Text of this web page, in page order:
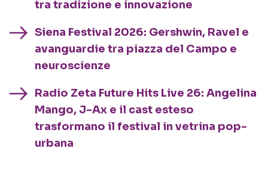
tra tradizione e innovazione
Siena Festival 2026: Gershwin, Ravel e
avanguardie tra piazza del Campo e
neuroscienze
Radio Zeta Future Hits Live 26: Angelina
Mango, J-Ax e il cast esteso
trasformano il festival in vetrina pop-
urbana